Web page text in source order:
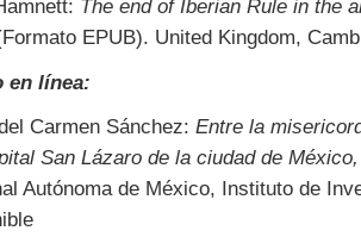
The end of Iberian Rule in the
EPUB). United Kingdom,
en línea:
Carmen Sánchez: Entre la
San Lázaro de la ciudad de
Autónoma de México, Instituto de